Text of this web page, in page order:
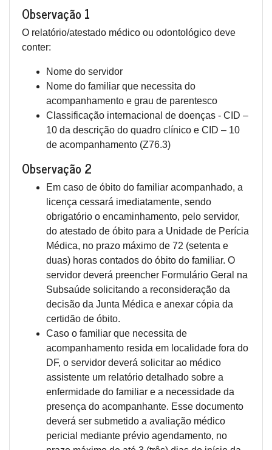
Observação 1
O relatório/atestado médico ou odontológico deve
conter:
Nome do servidor
Nome do familiar que necessita do
acompanhamento e grau de parentesco
Classificação internacional de doenças - CID –
10 da descrição do quadro clínico e CID – 10
de acompanhamento (Z76.3)
Observação 2
Em caso de óbito do familiar acompanhado, a
licença cessará imediatamente, sendo
obrigatório o encaminhamento, pelo servidor,
do atestado de óbito para a Unidade de Perícia
Médica, no prazo máximo de 72 (setenta e
duas) horas contados do óbito do familiar. O
servidor deverá preencher Formulário Geral na
Subsaúde solicitando a reconsideração da
decisão da Junta Médica e anexar cópia da
certidão de óbito.
Caso o familiar que necessita de
acompanhamento resida em localidade fora do
DF, o servidor deverá solicitar ao médico
assistente um relatório detalhado sobre a
enfermidade do familiar e a necessidade da
presença do acompanhante. Esse documento
deverá ser submetido a avaliação médico
pericial mediante prévio agendamento, no